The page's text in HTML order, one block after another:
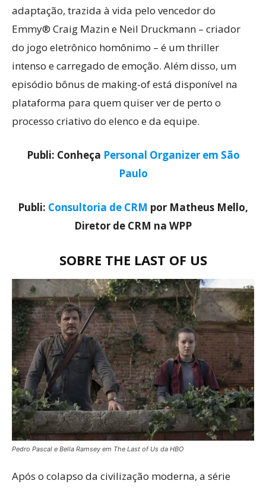
adaptação, trazida à vida pelo vencedor do
Emmy® Craig Mazin e Neil Druckmann – criador
do jogo eletrônico homônimo – é um thriller
intenso e carregado de emoção. Além disso, um
episódio bônus de making-of está disponível na
plataforma para quem quiser ver de perto o
processo criativo do elenco e da equipe.
Publi: Conheça Personal Organizer em São
Paulo
Publi: Consultoria de CRM por Matheus Mello,
Diretor de CRM na WPP
SOBRE THE LAST OF US
Pedro Pascal e Bella Ramsey em The Last of Us da HBO
Após o colapso da civilização moderna, a série